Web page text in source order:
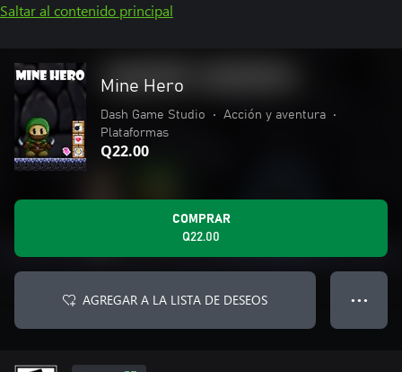
Saltar al contenido principal
Mine Hero
Dash Game Studio • Acción y aventura
•
Plataformas
Q22.00
COMPRAR
Q22.00
AGREGAR A LA LISTA DE DESEOS ● ● ●